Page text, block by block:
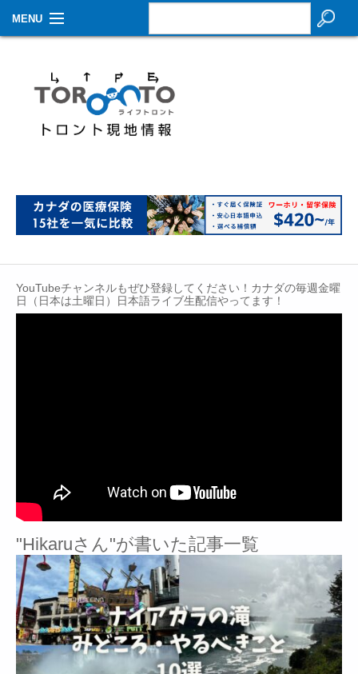
MENU
生活情報
その他
イベントカレンダー
About Us
YouTubeチャンネルもぜひ登録してください！カナダの毎週金曜
日（日本は土曜日）日本語ライブ生配信やってます！
"Hikaruさん"が書いた記事一覧